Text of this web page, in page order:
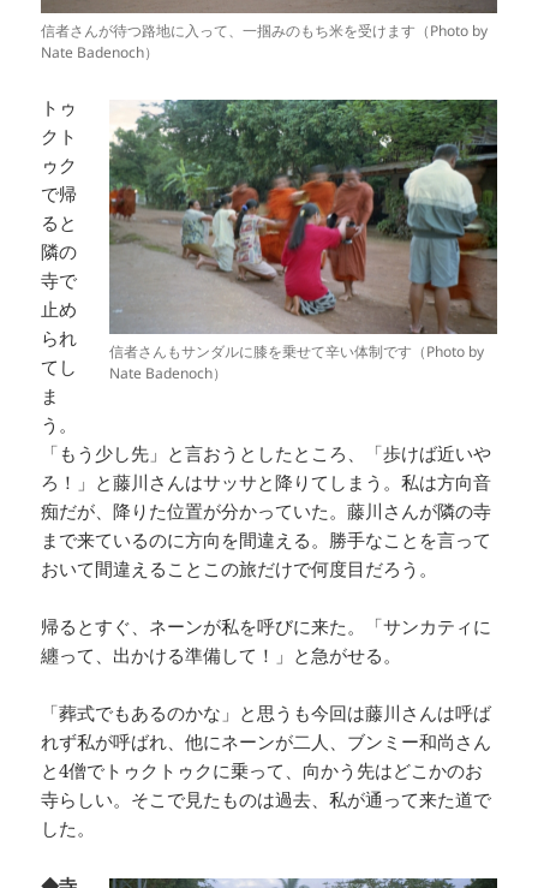
信者さんが待つ路地に入って、一掴みのもち米を受けます（Photo by
Nate Badenoch）
信者さんもサンダルに膝を乗せて辛い体制です（Photo by
Nate Badenoch）
トゥ
クト
ゥク
で帰
ると
隣の
寺で
止め
られ
てし
ま
う。
「もう少し先」と言おうとしたところ、「歩けば近いや
ろ！」と藤川さんはサッサと降りてしまう。私は方向音
痴だが、降りた位置が分かっていた。藤川さんが隣の寺
まで来ているのに方向を間違える。勝手なことを言って
おいて間違えることこの旅だけで何度目だろう。
帰るとすぐ、ネーンが私を呼びに来た。「サンカティに
纏って、出かける準備して！」と急がせる。
「葬式でもあるのかな」と思うも今回は藤川さんは呼ば
れず私が呼ばれ、他にネーンが二人、ブンミー和尚さん
と4僧でトゥクトゥクに乗って、向かう先はどこかのお
寺らしい。そこで見たものは過去、私が通って来た道で
した。